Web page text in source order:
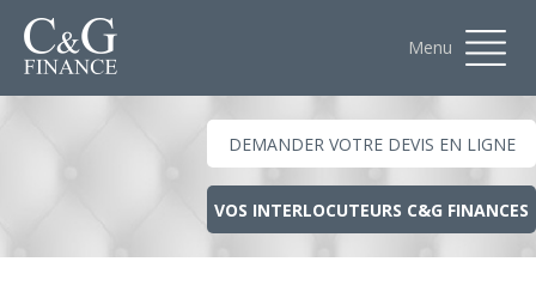
Menu
DEMANDER VOTRE DEVIS EN LIGNE
VOS INTERLOCUTEURS C&G FINANCES